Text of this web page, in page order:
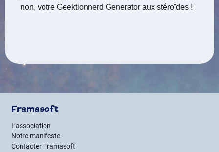
non, votre Geektionnerd Generator aux stéroïdes !
Framasoft
L’association
Notre manifeste
Contacter Framasoft